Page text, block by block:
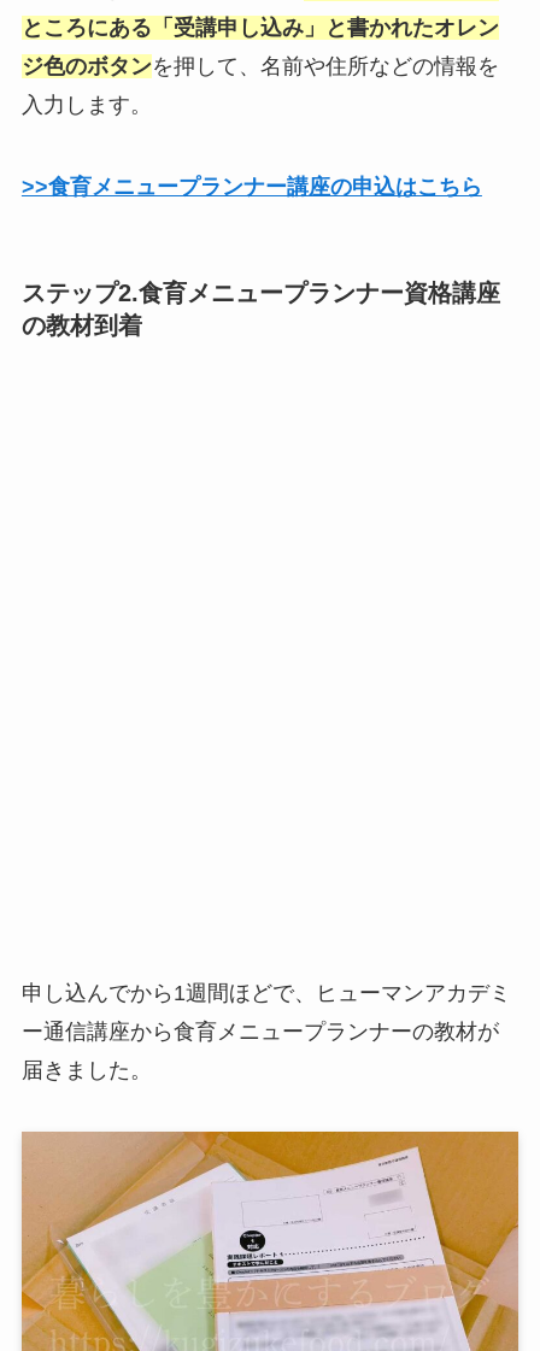
ところにある「受講申し込み」と書かれたオレン
ジ色のボタンを押して、名前や住所などの情報を
入力します。
>>食育メニュープランナー講座の申込はこちら
ステップ2.食育メニュープランナー資格講座
の教材到着
申し込んでから1週間ほどで、ヒューマンアカデミ
ー通信講座から食育メニュープランナーの教材が
届きました。